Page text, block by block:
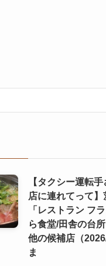
【タクシー運転
店に連れてって
「レストラン フ
ら食堂/田舎の台
他の候補店（
ま